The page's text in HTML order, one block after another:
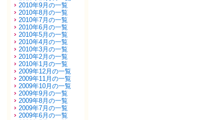
2010年9月の一覧
2010年8月の一覧
2010年7月の一覧
2010年6月の一覧
2010年5月の一覧
2010年4月の一覧
2010年3月の一覧
2010年2月の一覧
2010年1月の一覧
2009年12月の一覧
2009年11月の一覧
2009年10月の一覧
2009年9月の一覧
2009年8月の一覧
2009年7月の一覧
2009年6月の一覧